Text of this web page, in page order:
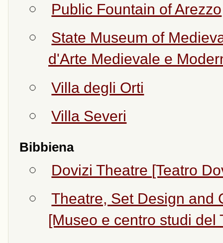
Public Fountain of Arezzo
State Museum of
d'Arte Medievale e
Villa degli Orti
Villa Severi
Bibbiena
Dovizi Theatre [Teatro
Theatre, Set Design and
[Museo e centro studi